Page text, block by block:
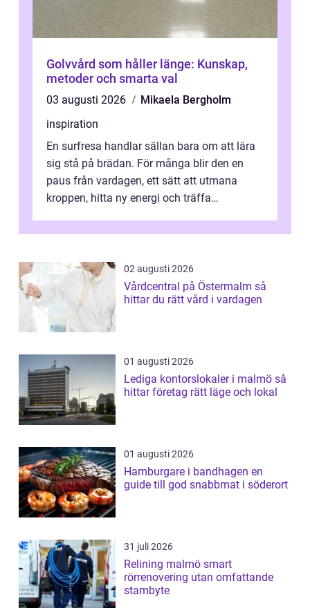
Golvvård som håller länge: Kunskap,
metoder och smarta val
03 augusti 2026
Mikaela Bergholm
inspiration
En surfresa handlar sällan bara om att lära
sig stå på brädan. För många blir den en
paus från vardagen, ett sätt att utmana
kroppen, hitta ny energi och träffa
på...
02 augusti 2026
Vårdcentral på Östermalm så
hittar du rätt vård i vardagen
01 augusti 2026
Lediga kontorslokaler i malmö så
hittar företag rätt läge och lokal
01 augusti 2026
Hamburgare i bandhagen en
guide till god snabbmat i söderort
31 juli 2026
Relining malmö smart
rörrenovering utan omfattande
stambyte